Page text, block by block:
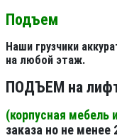
Подъем
Наши грузчики
на любой этаж.
ПОДЪЕМ на
(корпусная мебель
заказа но не менее